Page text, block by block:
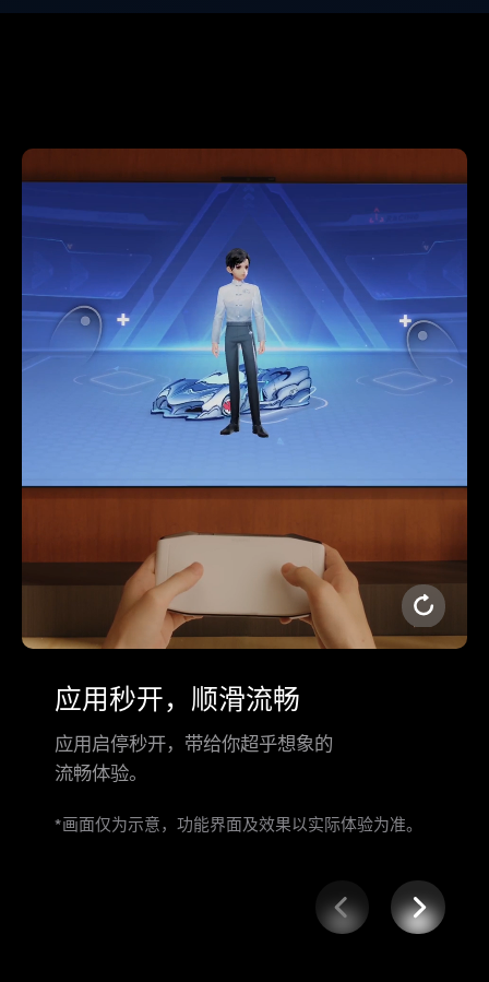
应用秒开，顺滑流畅
应用启停秒开，带给你超乎想象的
流畅体验。
*画面仅为示意，功能界面及效果以实际体验为⁠⁠准。